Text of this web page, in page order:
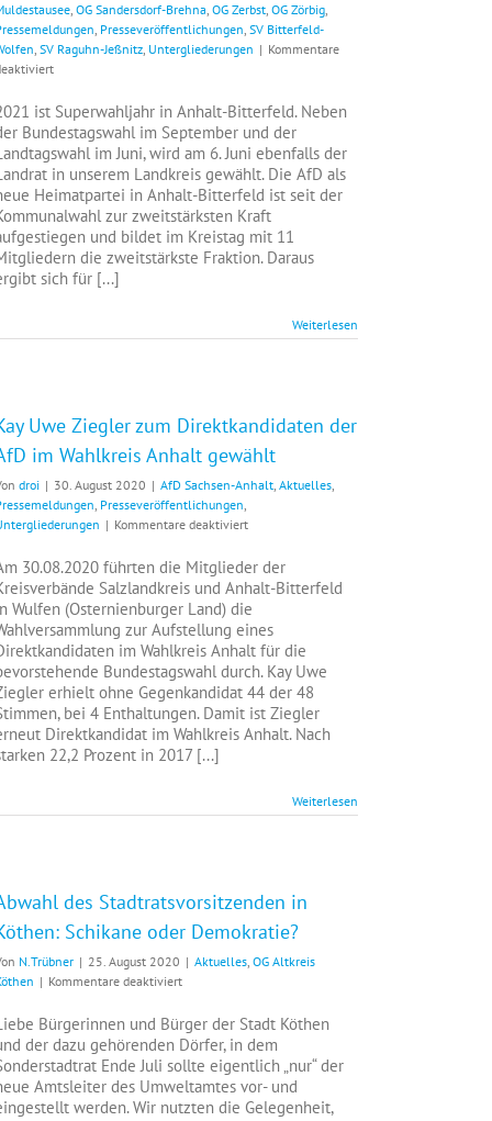
, OG Sandersdorf-Brehna, OG Zerbst, OG Zörbig,
, Presseveröffentlichungen, SV Bitterfeld-
, SV Raguhn-Jeßnitz, Untergliederungen | Kommentare
für
stellt
Landratskandidaten!
ist Superwahljahr in Anhalt-Bitterfeld. Neben
Bundestagswahl im September und der
im Juni, wird am 6. Juni ebenfalls der
in unserem Landkreis gewählt. Die AfD als
Heimatpartei in Anhalt-Bitterfeld ist seit der
zur zweitstärksten Kraft
und bildet im Kreistag mit 11
die zweitstärkste Fraktion. Daraus
sich für [...]
Weiterlesen
Uwe Ziegler zum Direktkandidaten der
im Wahlkreis Anhalt gewählt
droi | 30. August 2020 | AfD Sachsen-Anhalt, Aktuelles,
, Presseveröffentlichungen,
| Kommentare deaktiviertfür
Uwe
Ziegler
zum
Direktkandidaten
der
AfD
im
Wahlkreis
Anhalt
gewählt
30.08.2020 führten die Mitglieder der
Salzlandkreis und Anhalt-Bitterfeld
Wulfen (Osternienburger Land) die
zur Aufstellung eines
im Wahlkreis Anhalt für die
Bundestagswahl durch. Kay Uwe
erhielt ohne Gegenkandidat 44 der 48
bei 4 Enthaltungen. Damit ist Ziegler
Direktkandidat im Wahlkreis Anhalt. Nach
22,2 Prozent in 2017 [...]
Weiterlesen
des Stadtratsvorsitzenden in
Schikane oder Demokratie?
N.Trübner | 25. August 2020 | Aktuelles, OG Altkreis
| Kommentare deaktiviertfür
des
Stadtratsvorsitzenden
in
Köthen:
Schikane
Bürgerinnen und Bürger der Stadt Köthen
der dazu gehörenden Dörfer, in dem
Ende Juli sollte eigentlich „nur“ der
Amtsleiter des Umweltamtes vor- und
werden. Wir nutzten die Gelegenheit,